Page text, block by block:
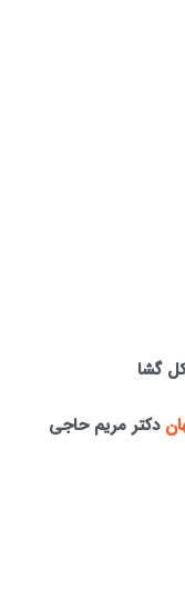
گشا
دکتر مریم حاجی